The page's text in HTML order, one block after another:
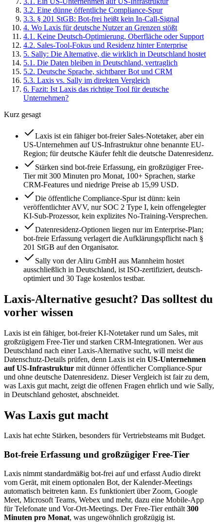
3.2. Eine dünne öffentliche Compliance-Spur
3.3. § 201 StGB: Bot-frei heißt kein In-Call-Signal
4. Wo Laxis für deutsche Nutzer an Grenzen stößt
4.1 . Keine Deutsch-Optimierung, Oberfläche oder Support
4.2. Sales-Tool-Fokus und Residenz hinter Enterprise
5. Sally: Die Alternative, die wirklich in Deutschland hostet
5.1 . Die Daten bleiben in Deutschland, vertraglich
5.2. Deutsche Sprache, sichtbarer Bot und CRM
5.3. Laxis vs. Sally im direkten Vergleich
6. Fazit: Ist Laxis das richtige Tool für deutsche
Unternehmen?
Kurz gesagt
Laxis ist ein fähiger bot-freier Sales-Notetaker, aber ein
US-Unternehmen auf US-Infrastruktur ohne benannte EU-
Region; für deutsche Käufer fehlt die deutsche Datenresidenz.
Stärken sind bot-freie Erfassung, ein großzügiger Free-
Tier mit 300 Minuten pro Monat, 100+ Sprachen, starke
CRM-Features und niedrige Preise ab 15,99 USD.
Die öffentliche Compliance-Spur ist dünn: kein
veröffentlichter AVV, nur SOC 2 Type I, kein offengelegter
KI-Sub-Prozessor, kein explizites No-Training-Versprechen.
Datenresidenz-Optionen liegen nur im Enterprise-Plan;
bot-freie Erfassung verlagert die Aufklärungspflicht nach §
201 StGB auf den Organisator.
Sally von der Aliru GmbH aus Mannheim hostet
ausschließlich in Deutschland, ist ISO-zertifiziert, deutsch-
optimiert und 30 Tage kostenlos testbar.
Laxis-Alternative gesucht? Das solltest du
vorher wissen
Laxis ist ein fähiger, bot-freier KI-Notetaker rund um Sales, mit
großzügigem Free-Tier und starken CRM-Integrationen. Wer aus
Deutschland nach einer Laxis-Alternative sucht, will meist die
Datenschutz-Details prüfen, denn Laxis ist ein US-Unternehmen
auf US-Infrastruktur mit dünner öffentlicher Compliance-Spur
und ohne deutsche Datenresidenz. Dieser Vergleich ist fair zu dem,
was Laxis gut macht, zeigt die offenen Fragen ehrlich und wie Sally,
in Deutschland gehostet, abschneidet.
Was Laxis gut macht
Laxis hat echte Stärken, besonders für Vertriebsteams mit Budget.
Bot-freie Erfassung und großzügiger Free-Tier
Laxis nimmt standardmäßig bot-frei auf und erfasst Audio direkt
vom Gerät, mit einem optionalen Bot, der Kalender-Meetings
automatisch beitreten kann. Es funktioniert über Zoom, Google
Meet, Microsoft Teams, Webex und mehr, dazu eine Mobile-App
für Telefonate und Vor-Ort-Meetings. Der Free-Tier enthält 300
Minuten pro Monat, was ungewöhnlich großzügig ist.